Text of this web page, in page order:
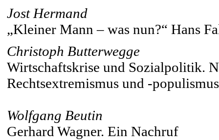
Jost Hermand
„Kleiner Mann – was nun?“ Hans
Christoph Butterwegge
Wirtschaftskrise und Sozialpolitik.
Rechtsextremismus und -populismus
Wolfgang Beutin
Gerhard Wagner. Ein Nachruf